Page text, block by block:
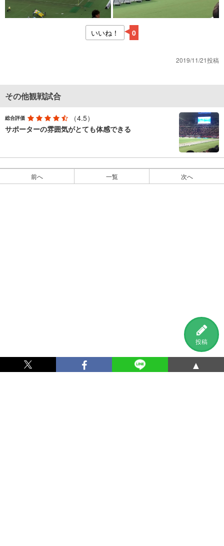
投稿
いいね！ 0
2019/11/21投稿
その他観戦試合
総合評価
（4.5）
サポーターの雰囲気がとても体感できる
前へ 一覧 次へ
▲